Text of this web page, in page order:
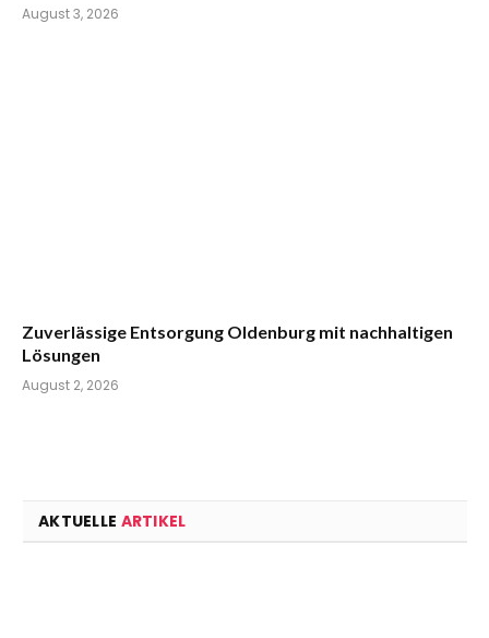
August 3, 2026
Zuverlässige Entsorgung Oldenburg mit nachhaltigen
Lösungen
August 2, 2026
AKTUELLE ARTIKEL